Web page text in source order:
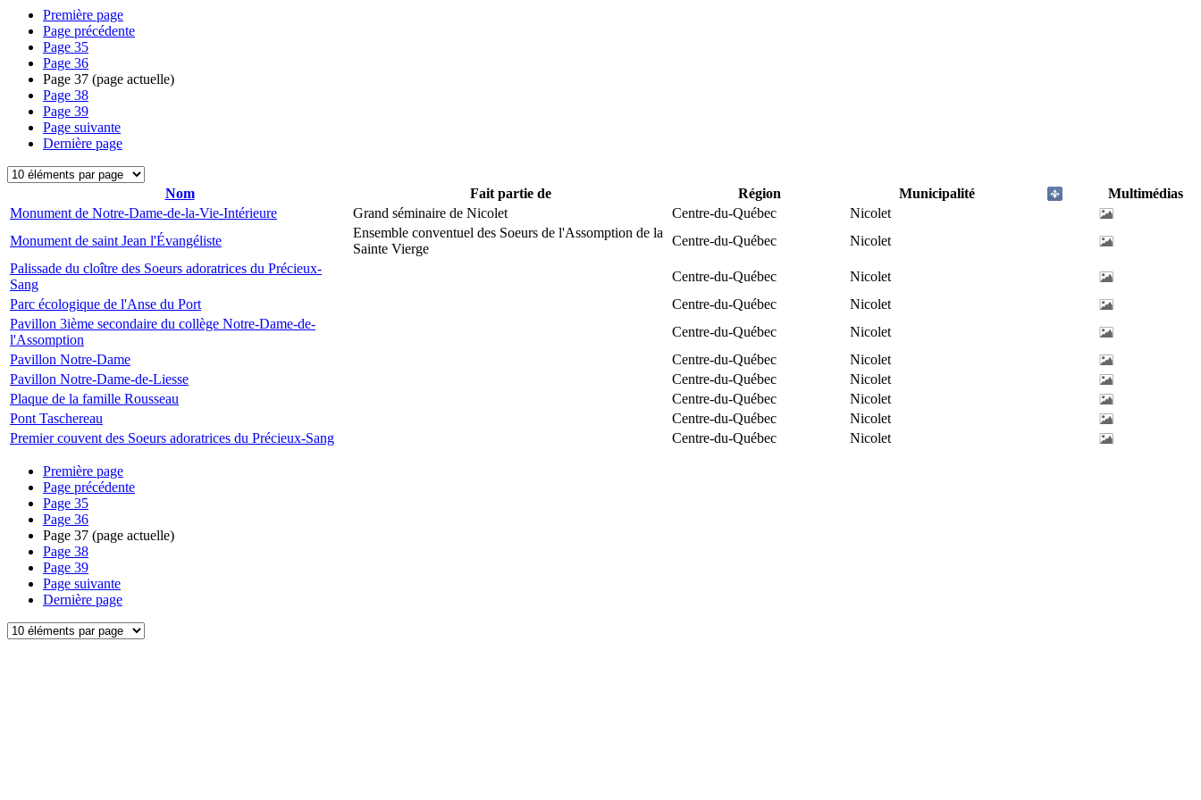
Première page
Page précédente
Page 35
Page 36
Page 37 (page actuelle)
Page 38
Page 39
Page suivante
Dernière page
Nom Fait partie de Région Municipalité
Multimédias
Monument de Notre-Dame-de-la-Vie-Intérieure
Grand séminaire de Nicolet Centre-du-Québec
Nicolet
Monument de saint Jean l'Évangéliste
Ensemble conventuel des Soeurs de l'Assomption de la
Sainte Vierge
Centre-du-Québec
Nicolet
Palissade du cloître des Soeurs adoratrices du Précieux-
Sang
Centre-du-Québec
Nicolet
Parc écologique de l'Anse du Port
Centre-du-Québec
Nicolet
Pavillon 3ième secondaire du collège Notre-Dame-de-
l'Assomption
Centre-du-Québec
Nicolet
Pavillon Notre-Dame
Centre-du-Québec
Nicolet
Pavillon Notre-Dame-de-Liesse
Centre-du-Québec
Nicolet
Plaque de la famille Rousseau
Centre-du-Québec
Nicolet
Pont Taschereau
Centre-du-Québec
Nicolet
Premier couvent des Soeurs adoratrices du Précieux-Sang
Centre-du-Québec Nicolet
Première page
Page précédente
Page 35
Page 36
Page 37 (page actuelle)
Page 38
Page 39
Page suivante
Dernière page